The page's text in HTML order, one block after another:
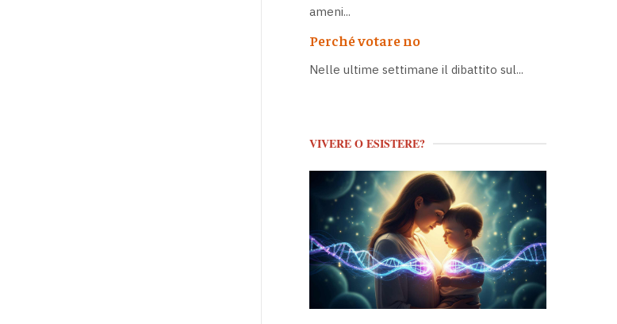
ameni...
Perché votare no
Nelle ultime settimane il dibattito sul...
VIVERE O ESISTERE?